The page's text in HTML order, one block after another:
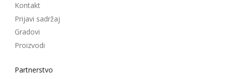
Kontakt
Prijavi sadržaj
Gradovi
Proizvodi
Partnerstvo